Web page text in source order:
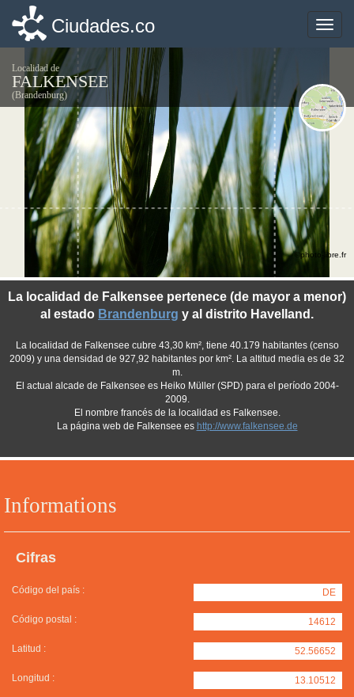
Toggle
Ciudades.co
Localidad de
FALKENSEE
(Brandenburg)
Informations
Cifras
Código del país : DE
Código postal : 14612
Latitud : 52.56652
Longitud : 13.10512
La localidad de Falkensee pertenece (de mayor a menor)
al estado Brandenburg y al distrito Havelland.
La localidad de Falkensee cubre 43,30 km², tiene 40.179 habitantes (censo
2009) y una densidad de 927,92 habitantes por km². La altitud media es de 32
m.
El actual alcade de Falkensee es Heiko Müller (SPD) para el período 2004-
2009.
El nombre francés de la localidad es Falkensee.
La página web de Falkensee es http://www.falkensee.de
©photo-libre.fr
Toggle
Ciudades.co